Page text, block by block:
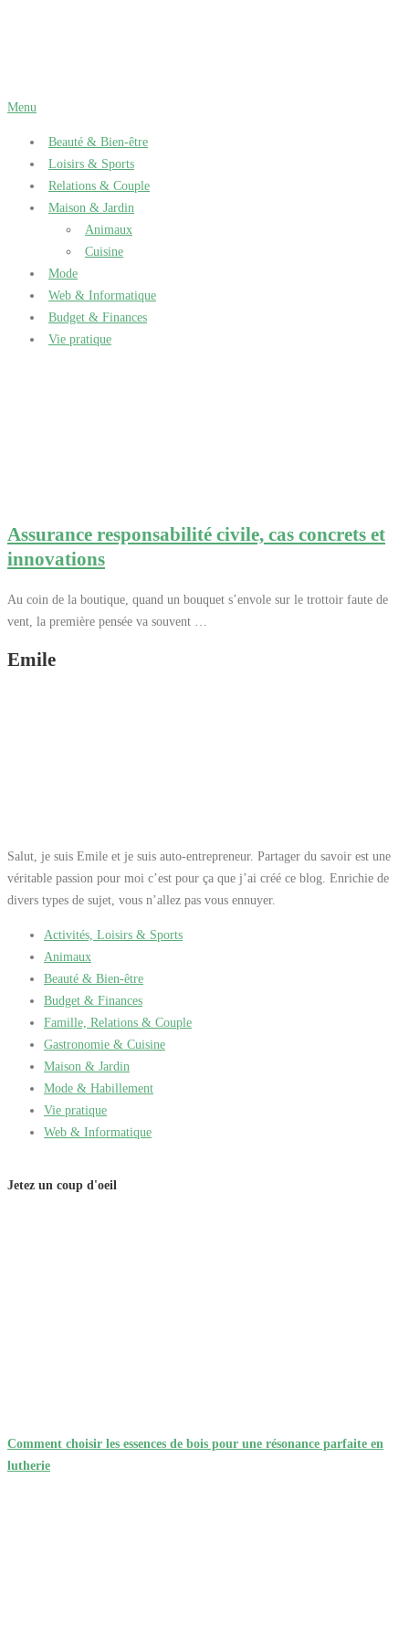
Menu
Beauté & Bien-être
Loisirs & Sports
Relations & Couple
Maison & Jardin
Animaux
Cuisine
Mode
Web & Informatique
Budget & Finances
Vie pratique
Assurance responsabilité civile, cas concrets et
innovations
Au coin de la boutique, quand un bouquet s’envole sur le trottoir faute de
vent, la première pensée va souvent …
Emile
Salut, je suis Emile et je suis auto-entrepreneur. Partager du savoir est une
véritable passion pour moi c’est pour ça que j’ai créé ce blog. Enrichie de
divers types de sujet, vous n’allez pas vous ennuyer.
Activités, Loisirs & Sports
Animaux
Beauté & Bien-être
Budget & Finances
Famille, Relations & Couple
Gastronomie & Cuisine
Maison & Jardin
Mode & Habillement
Vie pratique
Web & Informatique
Jetez un coup d'oeil
Comment choisir les essences de bois pour une résonance parfaite en
lutherie